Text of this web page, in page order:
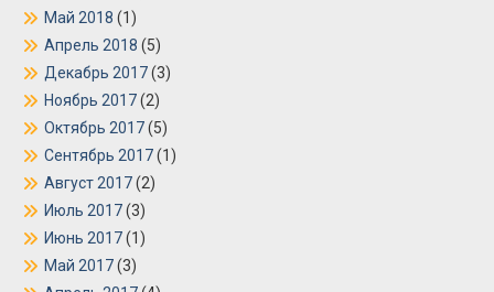
Май 2018 (1)
Апрель 2018 (5)
Декабрь 2017(3)
Ноябрь 2017(2)
Октябрь 2017(5)
Сентябрь 2017(1)
Август 2017(2)
Июль 2017(3)
Июнь 2017(1)
Май 2017(3)